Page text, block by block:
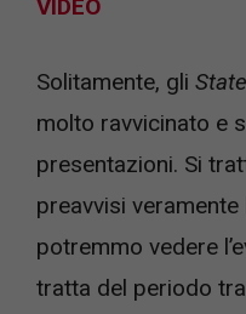
VIDEO
Solitamente, gli
molto ravvicinato e
presentazioni. Si
preavvisi
potremmo vedere
tratta del periodo tra